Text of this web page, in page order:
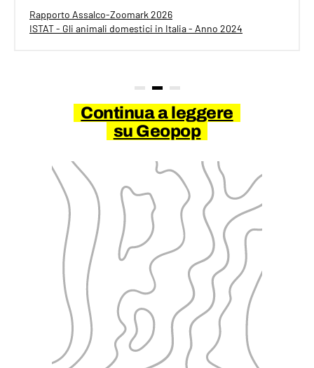
Rapporto Assalco-Zoomark 2026
ISTAT - Gli animali domestici in Italia - Anno 2024
Continua a leggere
su Geopop